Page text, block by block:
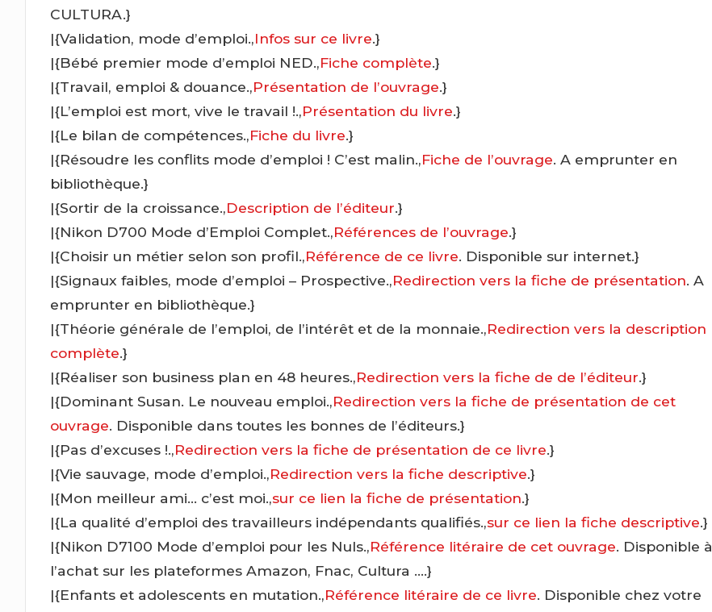
CULTURA.}
|{Validation, mode d’emploi.,Infos sur ce livre.}
|{Bébé premier mode d’emploi NED.,Fiche complète.}
|{Travail, emploi & douance.,Présentation de l’ouvrage.}
|{L’emploi est mort, vive le travail !.,Présentation du livre.}
|{Le bilan de compétences.,Fiche du livre.}
|{Résoudre les conflits mode d’emploi ! C’est malin.,Fiche de l’ouvrage. A emprunter en
bibliothèque.}
|{Sortir de la croissance.,Description de l’éditeur.}
|{Nikon D700 Mode d’Emploi Complet.,Références de l’ouvrage.}
|{Choisir un métier selon son profil.,Référence de ce livre. Disponible sur internet.}
|{Signaux faibles, mode d’emploi – Prospective.,Redirection vers la fiche de présentation. A
emprunter en bibliothèque.}
|{Théorie générale de l’emploi, de l’intérêt et de la monnaie.,Redirection vers la description
complète.}
|{Réaliser son business plan en 48 heures.,Redirection vers la fiche de de l’éditeur.}
|{Dominant Susan. Le nouveau emploi.,Redirection vers la fiche de présentation de cet
ouvrage. Disponible dans toutes les bonnes de l’éditeurs.}
|{Pas d’excuses !.,Redirection vers la fiche de présentation de ce livre.}
|{Vie sauvage, mode d’emploi.,Redirection vers la fiche descriptive.}
|{Mon meilleur ami… c’est moi.,sur ce lien la fiche de présentation.}
|{La qualité d’emploi des travailleurs indépendants qualifiés.,sur ce lien la fiche descriptive.}
|{Nikon D7100 Mode d’emploi pour les Nuls.,Référence litéraire de cet ouvrage. Disponible à
l’achat sur les plateformes Amazon, Fnac, Cultura ….}
|{Enfants et adolescents en mutation.,Référence litéraire de ce livre. Disponible chez votre